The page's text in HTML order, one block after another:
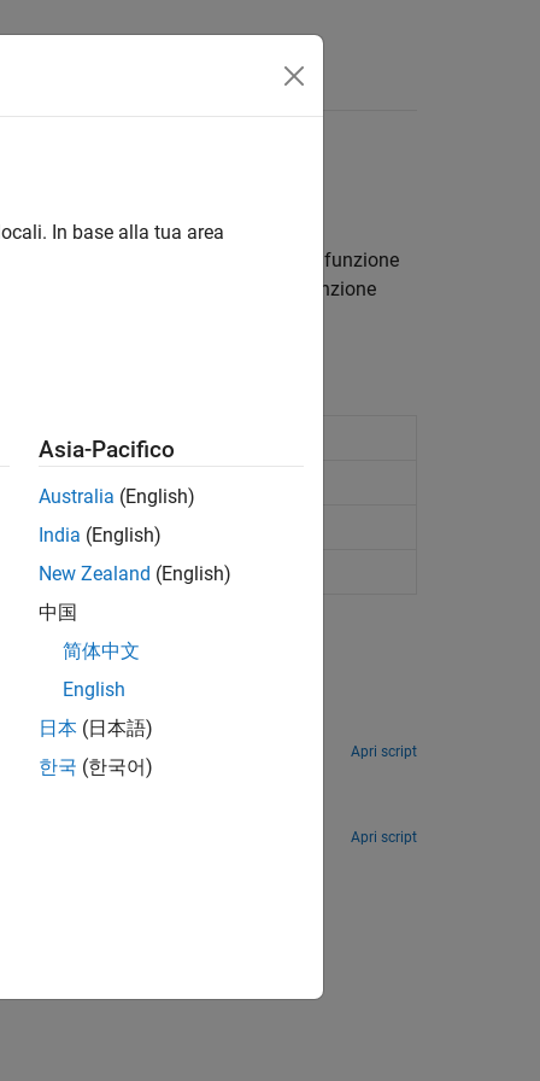
FPV del drone Parrot . Utilizzare la funzione
più immagini. Utilizzare la funzione
FPV camera
by the drone's FPV camera.
Apri script
FPV camera.
Apri script
In base alla tua area
Asia-Pacifico
Australia (English)
India (English)
New Zealand (English)
中国
简体中文
English
日本 (日本語)
한국 (한국어)